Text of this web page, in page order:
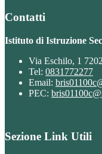
Contatti
Istituto di Istruzione
Via Eschilo, 1
Tel: 0831772277
Email:
PEC:
Sezione Link Utili